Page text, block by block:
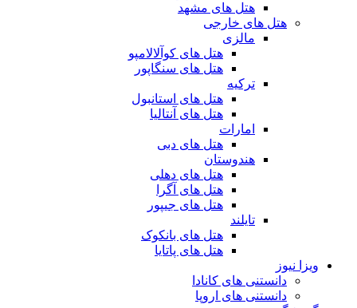
هتل های مشهد
هتل های خارجی
مالزی
هتل های کوآلالامپو
هتل های سنگاپور
ترکیه
هتل های استانبول
هتل های آنتالیا
امارات
هتل های دبی
هندوستان
هتل های دهلی
هتل های آگرا
هتل های جیپور
تایلند
هتل های بانکوک
هتل های پاتایا
ویزا نیوز
دانستنی های کانادا
دانستنی های اروپا